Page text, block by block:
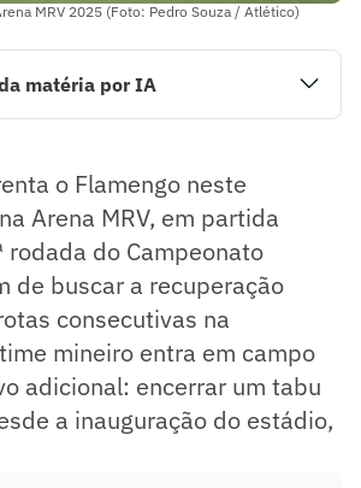
MRV 2025 (Foto: Pedro Souza / Atlético)
matéria por IA
na competição, o time mineiro
um objetivo adicional: encerrar um
desde a inauguração do estádio, em
pelo jornalista!
o Flamengo neste
Arena MRV, em partida
rodada do Campeonato
de buscar a recuperação
consecutivas na
mineiro entra em campo
adicional: encerrar um tabu
a inauguração do estádio,